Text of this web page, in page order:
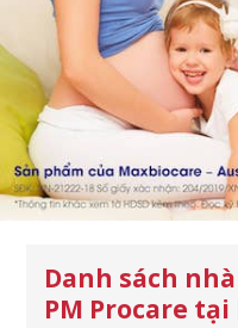
Danh sách
PM Procare tại